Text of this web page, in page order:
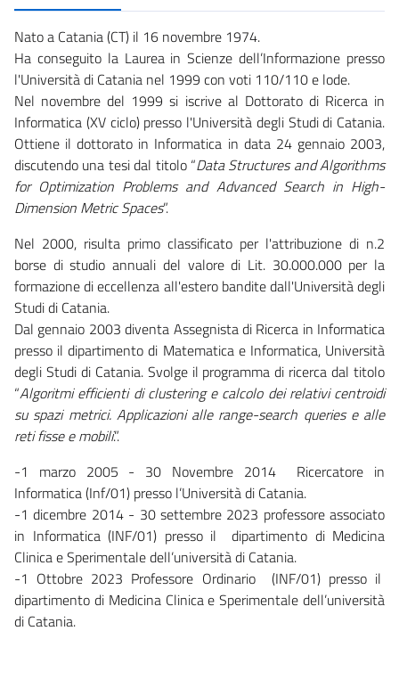
Nato a Catania (CT) il 16 novembre 1974.
Ha conseguito la Laurea in Scienze dell’Informazione presso
l'Università di Catania nel 1999 con voti 110/110 e lode.
Nel novembre del 1999 si iscrive al Dottorato di Ricerca in
Informatica (XV ciclo) presso l'Università degli Studi di Catania.
Ottiene il dottorato in Informatica in data 24 gennaio 2003,
discutendo una tesi dal titolo “Data Structures and Algorithms
for Optimization Problems and Advanced Search in High-
Dimension Metric Spaces”.
Nel 2000, risulta primo classificato per l'attribuzione di n.2
borse di studio annuali del valore di Lit. 30.000.000 per la
formazione di eccellenza all'estero bandite dall'Università degli
Studi di Catania.
Dal gennaio 2003 diventa Assegnista di Ricerca in Informatica
presso il dipartimento di Matematica e Informatica, Università
degli Studi di Catania. Svolge il programma di ricerca dal titolo
“Algoritmi efficienti di clustering e calcolo dei relativi centroidi
su spazi metrici. Applicazioni alle range-search queries e alle
reti fisse e mobili.”.
-1 marzo 2005 - 30 Novembre 2014 Ricercatore in
Informatica (Inf/01) presso l’Università di Catania.
-1 dicembre 2014 - 30 settembre 2023 professore associato
in Informatica (INF/01) presso il dipartimento di Medicina
Clinica e Sperimentale dell’università di Catania.
-1 Ottobre 2023 Professore Ordinario (INF/01) presso il
dipartimento di Medicina Clinica e Sperimentale dell’università
di Catania.